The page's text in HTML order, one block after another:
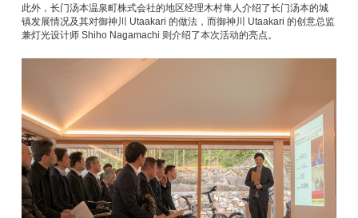
此外，长门汤本温泉町株式会社的地区经理木村隼人介绍了长门汤本的城
镇发展情况及其对御神川 Utaakari 的做法，而御神川 Utaakari 的创意总监
兼灯光设计师 Shiho Nagamachi 则介绍了本次活动的亮点。